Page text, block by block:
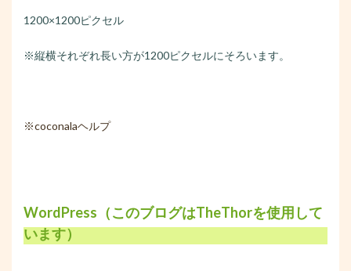
1200×1200ピクセル
※縦横それぞれ長い方が1200ピクセルにそろいます。
※coconalaヘルプ
WordPress（このブログはTheThorを使用して
います）